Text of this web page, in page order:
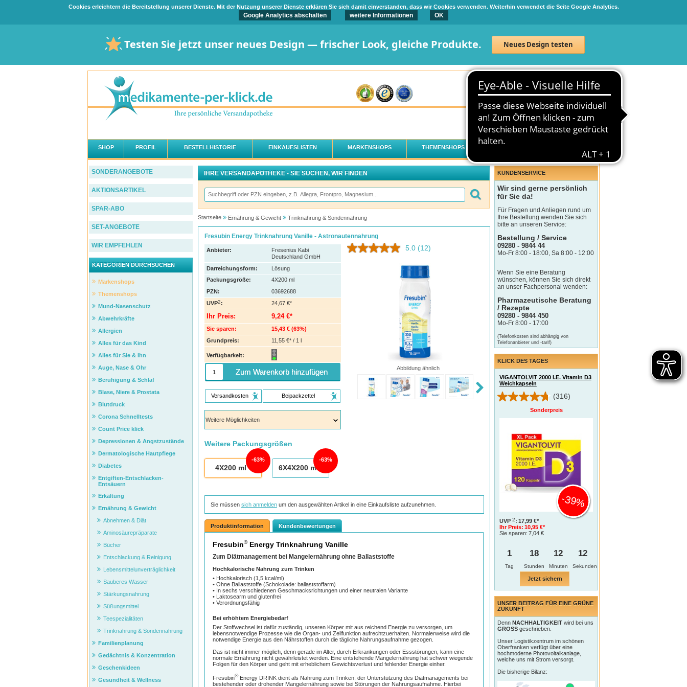
Cookies erleichtern die Bereitstellung unserer Dienste. Mit der Nutzung unserer Dienste erklären Sie sich damit einverstanden, dass wir Cookies verwenden. Weiterhin verwendet die Seite Google Analytics.
Google Analytics abschalten weitere Informationen OK
Testen Sie jetzt unser neues Design — frischer Look, gleiche Produkte. Neues Design testen
Neuanmeldung Anmelden
0 Artikel 0,00 €
SHOP PROFIL BESTELLHISTORIE EINKAUFSLISTEN MARKENSHOPS THEMENSHOPS
IHRE VERSANDAPOTHEKE - SIE SUCHEN, WIR FINDEN
Startseite Ernährung & Gewicht Trinknahrung & Sondennahrung
Fresubin Energy Trinknahrung Vanille - Astronautennahrung
5.0 (12)
Abbildung ähnlich
Anbieter:
Fresenius Kabi
Deutschland GmbH
Darreichungsform:
Lösung
Packungsgröße:
4X200 ml
PZN:
03692688
UVP2: 24,67 €*
Ihr Preis: 9,24 €*
Sie sparen: 15,43 € (63%)
Grundpreis:
11,55 €* / 1 l
Verfügbarkeit:
Zum Warenkorb hinzufügen
Versandkosten Beipackzettel
Weitere Packungsgrößen
4X200 ml
63%
6X4X200ml
63%
Sie müssen sich anmeldenum den ausgewählten Artikel in eine Einkaufsliste aufzunehmen.
Produktinformation Kundenbewertungen
Fresubin®Energy Trinknahrung Vanille
Zum Diätmanagement bei Mangelernährung ohne Ballaststoffe
Hochkalorische Nahrung zum Trinken
• Hochkalorisch (1,5 kcal/ml)
• Ohne Ballaststoffe (Schokolade: ballaststoffarm)
• In sechs verschiedenen Geschmacksrichtungen und einer neutralen Variante
• Laktosearm und glutenfrei
• Verordnungsfähig
Bei erhöhtem Energiebedarf
Der Stoffwechsel ist dafür zuständig, unseren Körper mit aus­ reichend Energie zu versorgen, um
lebensnotwendige Prozesse wie die Organ-­ und Zellfunktion aufrechtzuerhalten. Normalerweise wird die
notwendige Energie aus den Nährstoffen durch die tägliche Nahrungsaufnahme gezogen.
Das ist nicht immer möglich, denn gerade im Alter, durch Erkrankungen oder Essstörungen, kann eine
normale Ernährung nicht gewährleistet werden. Eine entstehende Mangelernährung hat schwer­ wiegende
Folgen für den Körper und geht mit erheblichem Gewichtsverlust und fehlender Energie einher.
Fresubin®Energy DRINK dient als Nahrung zum Trinken, der Unterstützung des Diätmanagements bei
bestehender oder drohender Mangelernährung sowie bei Störungen der Nahrungsaufnahme. Hierbei
SONDERANGEBOTE
AKTIONSARTIKEL
SPAR-ABO
SET-ANGEBOTE
WIR EMPFEHLEN
KATEGORIEN DURCHSUCHEN
Markenshops
Themenshops
Mund-Nasenschutz
Abwehrkräfte
Allergien
Alles für das Kind
Alles für Sie & Ihn
Auge, Nase & Ohr
Beruhigung & Schlaf
Blase, Niere & Prostata
Blutdruck
Corona Schnelltests
Count Price klick
Depressionen & Angstzustände
Dermatologische Hautpflege
Diabetes
Entgiften-Entschlacken-
Entsäuern
Erkältung
Ernährung & Gewicht
Abnehmen & Diät
Aminosäurepräparate
Bücher
Entschlackung & Reinigung
Lebensmittelunverträglichkeit
Sauberes Wasser
Stärkungsnahrung
Süßungsmittel
Teespezialitäten
Trinknahrung & Sondennahrung
Familienplanung
Gedächtnis & Konzentration
Geschenkideen
Gesundheit & Wellness
KUNDENSERVICE
Wir sind gerne persönlich
für Sie da!
Für Fragen und Anliegen rund um
Ihre Bestellung wenden Sie sich
bitte an unseren Service:
Bestellung / Service
09280 - 9844 44
Mo-Fr 8:00 - 18:00, Sa 8:00 - 12:00
Wenn Sie eine Beratung
wünschen, können Sie sich direkt
an unser Fachpersonal wenden:
Pharmazeutische Beratung
/ Rezepte
09280 - 9844 450
Mo-Fr 8:00 - 17:00
(Telefonkosten sind abhängig von
Telefonanbieter und -tarif)
KLICK DES TAGES
VIGANTOLVIT 2000 I.E. Vitamin D3
Weichkapseln
(316)
Sonderpreis
UVP 2: 17,99 €*
Ihr Preis: 10,95 €*
Sie sparen: 7,04 €
-39%
1
Tag
18 12 11
Jetzt sichern
UNSER BEITRAG FÜR EINE GRÜNE
ZUKUNFT
Denn NACHHALTIGKEIT wird bei uns
GROSS geschrieben.
Unser Logistikzentrum im schönen
Oberfranken verfügt über eine
hochmoderne Photovoltaikanlage,
welche uns mit Strom versorgt.
Die bisherige Bilanz: